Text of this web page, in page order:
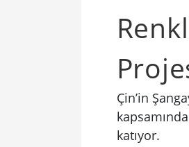
Çin’in
katıyor.